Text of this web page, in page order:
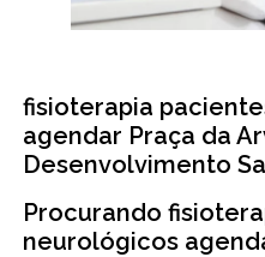
fisioterapia
agendar Praça da
Desenvolvimento
Procurando
neurológicos